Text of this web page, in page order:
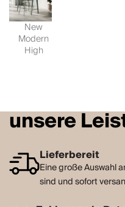
New
Modern
High
unsere
Lieferbereit
Eine große Auswahl
sind und sofort